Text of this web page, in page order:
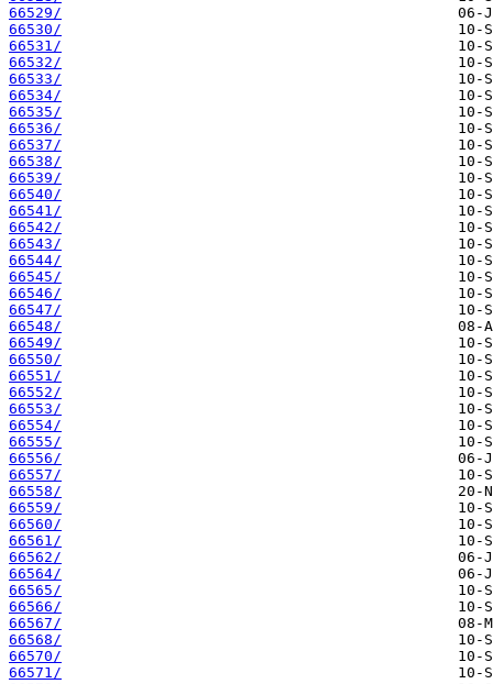
66529/
66530/
66531/
66532/
66533/
66534/
66535/
66536/
66537/
66538/
66539/
66540/
66541/
66542/
66543/
66544/
66545/
66546/
66547/
66548/
66549/
66550/
66551/
66552/
66553/
66554/
66555/
66556/
66557/
66558/
66559/
66560/
66561/
66562/
66564/
66565/
66566/
66567/
66568/
66570/
66571/